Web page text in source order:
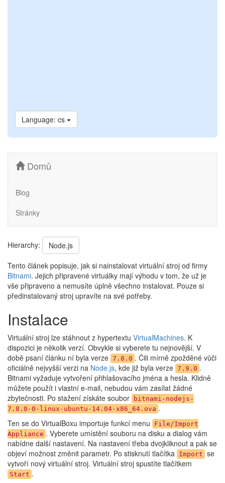
Language: cs
Domů
Blog
Stránky
Hierarchy:
Node.js
Tento článek popisuje, jak si nainstalovat virtuální stroj od firmy​
Bitnami. Jejich připravené virtuálky mají výhodu v tom, že už je
vše připraveno a nemusíte úplně všechno instalovat. Pouze si
předinstalovaný stroj upravíte na své potřeby.
Instalace
Virtuální stroj lze stáhnout z hypertextu​ VirtualMachines. K
dispozici je několik verzí. Obvykle si vyberete tu nejnovější. V
době psaní článku ní byla verze 7.8.0 . Čili mírně zpožděné vůči
oficiálně nejvyšší verzi na​ Node.js, kde již byla verze 7.9.0 .
Bitnami vyžaduje vytvoření přihlašovacího jména a hesla. Klidně
můžete použít i vlastní e-mail, nebudou vám zasílat žádné
zbytečnosti. Po stažení získáte soubor​
bitnami-nodejs-
7.8.0-0-linux-ubuntu-14.04-x86_64.ova .
Ten se do VirtualBoxu importuje funkcí menu
File/Import
Appliance . Vyberete umístění souboru na disku a dialog vám
nabídne další nastavení. Na nastavení třeba dvojkliknout a pak se
objeví možnost změnit parametr. Po stisknutí tlačítka Import se
vytvoří nový virtuální stroj. Virtuální stroj spustíte tlačítkem
Start .